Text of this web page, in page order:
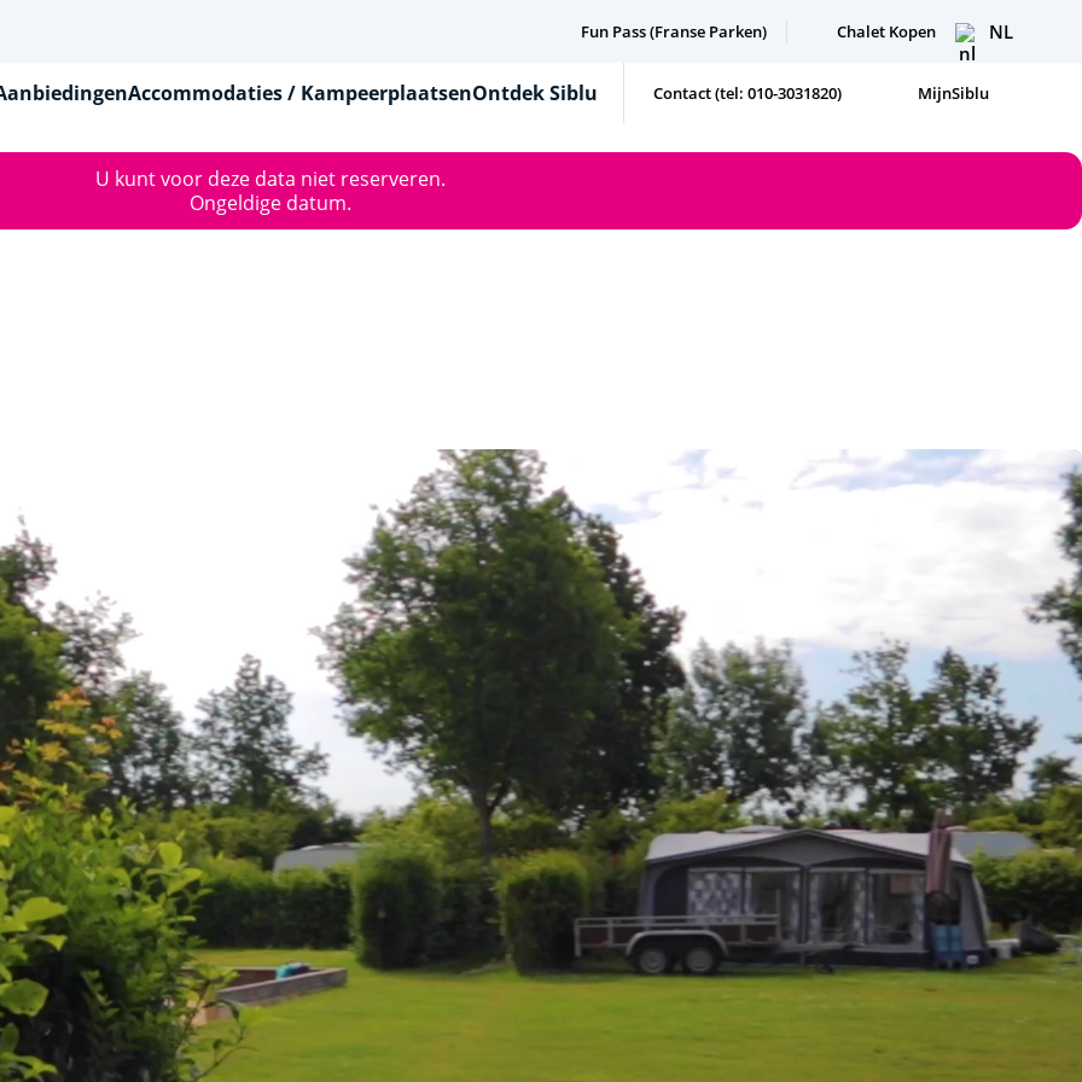
Fun Pass (Franse Parken) Chalet Kopen NL
Accommodaties / KampeerplaatsenOntdek Siblu Contact (tel: 010-3031820) MijnSiblu
U kunt voor deze data niet reserveren.
Ongeldige datum.